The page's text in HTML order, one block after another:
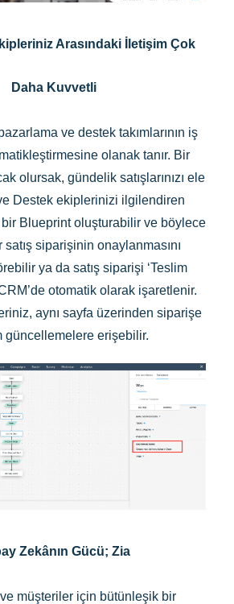
Arasındaki İletişim Çok
Daha Kuvvetli
ve destek takımlarının iş
olanak tanır. Bir
olursak, gündelik satışlarınızı ele
Destek ekiplerinizi ilgilendiren
Blueprint oluşturabilir ve böylece
satış siparişinin onaylanmasını
ya da satış siparişi ‘Teslim
otomatik olarak işaretlenir.
aynı sayfa üzerinden siparişe
güncellemelere erişebilir.
Zekânın Gücü; Zia
ve müşteriler için bütünleşik bir